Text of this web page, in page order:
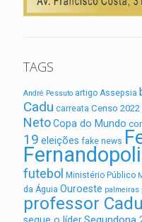
TAGS
André Pessuto artigo Assepsia
Cadu carreata Censo 2022
NetoCopa do Mundo
19 eleições fake news
futebol Ministério Público
da Águia Ouroeste palmeiras
professor Cadu
segue o líder